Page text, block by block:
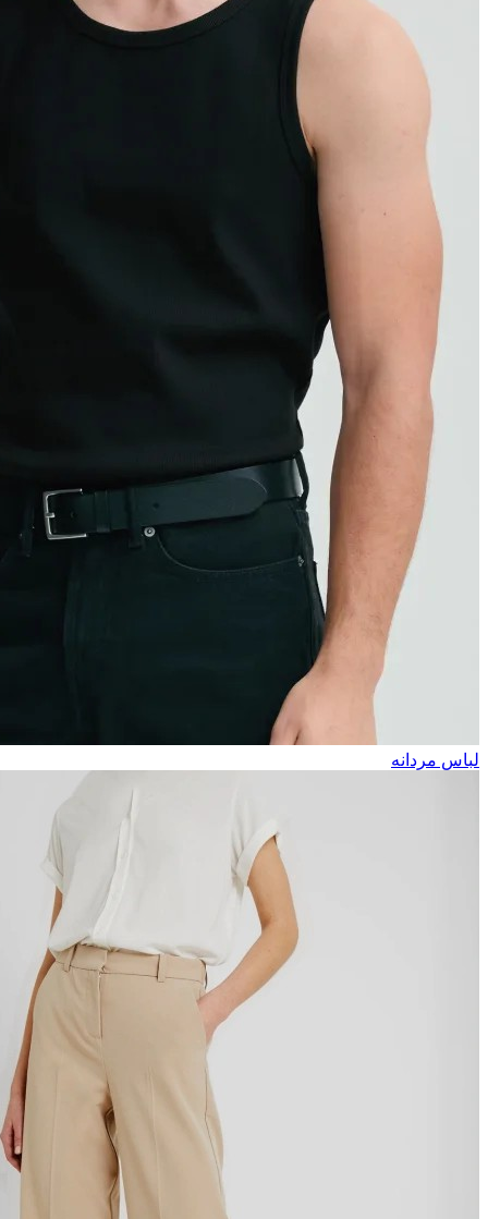
لباس مردانه